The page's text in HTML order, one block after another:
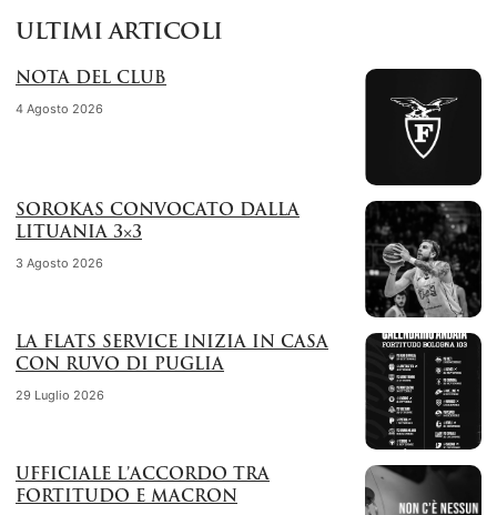
ULTIMI ARTICOLI
NOTA DEL CLUB
4 Agosto 2026
SOROKAS CONVOCATO DALLA
LITUANIA 3×3
3 Agosto 2026
LA FLATS SERVICE INIZIA IN CASA
CON RUVO DI PUGLIA
29 Luglio 2026
UFFICIALE L’ACCORDO TRA
FORTITUDO E MACRON